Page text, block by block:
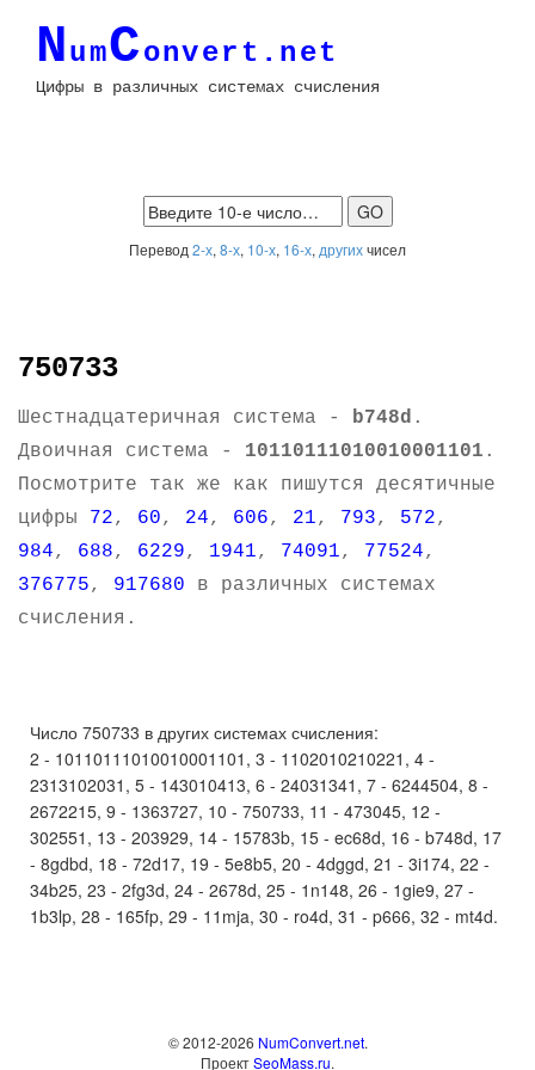
NumConvert.net
Цифры в различных системах счисления
Перевод 2-х, 8-х, 10-х, 16-х, другихчисел
750733
Шестнадцатеричная система - b748d .
Двоичная система - 10110111010010001101 .
Посмотрите так же как пишутся десятичные
цифры 72, 60, 24, 606, 21, 793, 572,
984, 688, 6229, 1941, 74091, 77524,
376775, 917680 в различных системах
счисления.
Число 750733 в других системах счисления:
2 - 10110111010010001101, 3 - 1102010210221, 4 -
2313102031, 5 - 143010413, 6 - 24031341, 7 - 6244504, 8 -
2672215, 9 - 1363727, 10 - 750733, 11 - 473045, 12 -
302551, 13 - 203929, 14 - 15783b, 15 - ec68d, 16 - b748d, 17
- 8gdbd, 18 - 72d17, 19 - 5e8b5, 20 - 4dggd, 21 - 3i174, 22 -
34b25, 23 - 2fg3d, 24 - 2678d, 25 - 1n148, 26 - 1gie9, 27 -
1b3lp, 28 - 165fp, 29 - 11mja, 30 - ro4d, 31 - p666, 32 - mt4d.
© 2012-2026 NumConvert.net.
ПроектSeoMass.ru.